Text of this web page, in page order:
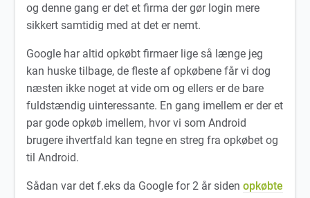
og denne gang er det et firma der gør login mere
sikkert samtidig med at det er nemt.
Google har altid opkøbt firmaer lige så længe jeg
kan huske tilbage, de fleste af opkøbene får vi dog
næsten ikke noget at vide om og ellers er de bare
fuldstændig uinteressante. En gang imellem er der et
par gode opkøb imellem, hvor vi som Android
brugere ihvertfald kan tegne en streg fra opkøbet og
til Android.
Sådan var det f.eks da Google for 2 år sidenopkøbte